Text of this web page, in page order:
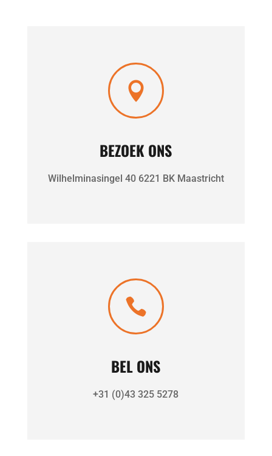

BEZOEK ONS
Wilhelminasingel 40 6221 BK Maastricht

BEL ONS
+31 (0)43 325 5278